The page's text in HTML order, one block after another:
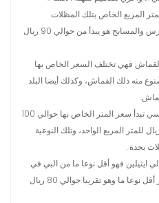
المربع الخاص بتلك المظلات
للسيارات الحدائق المدارس والمسابح هو يبدأ من حوالي 90 ريال
فهي تختلف السعر الخاص بها
منه ذلك القماش، وكذلك أيضا البلد
فنوعية القماش بي في سي تبدأ سعر المتر الخاص بها حوالي 100
وقد يصل إلي 130 ريال للمتر المربع الواحد، وتلك النوعية
بجدة .
ايثيلين فهو أقل نوعا ما من البي في
سي وبالتالي فإن السعر أقل نوعا ما وهو تقريبا حوالي 80 ريال